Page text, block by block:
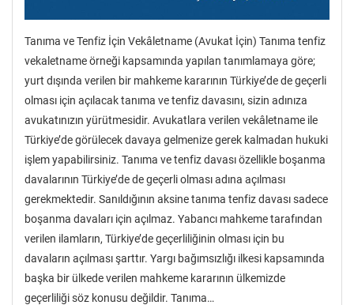
Tanıma ve Tenfiz İçin Vekâletname (Avukat İçin) Tanıma tenfiz
vekaletname örneği kapsamında yapılan tanımlamaya göre;
yurt dışında verilen bir mahkeme kararının Türkiye’de de geçerli
olması için açılacak tanıma ve tenfiz davasını, sizin adınıza
avukatınızın yürütmesidir. Avukatlara verilen vekâletname ile
Türkiye’de görülecek davaya gelmenize gerek kalmadan hukuki
işlem yapabilirsiniz. Tanıma ve tenfiz davası özellikle boşanma
davalarının Türkiye’de de geçerli olması adına açılması
gerekmektedir. Sanıldığının aksine tanıma tenfiz davası sadece
boşanma davaları için açılmaz. Yabancı mahkeme tarafından
verilen ilamların, Türkiye’de geçerliliğinin olması için bu
davaların açılması şarttır. Yargı bağımsızlığı ilkesi kapsamında
başka bir ülkede verilen mahkeme kararının ülkemizde
geçerliliği söz konusu değildir. Tanıma…